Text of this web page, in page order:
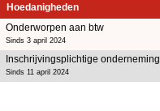
Hoedanigheden
Onderworpen aan btw
Sinds 3 april 2024
Inschrijvingsplichtige onderneming
Sinds 11 april 2024